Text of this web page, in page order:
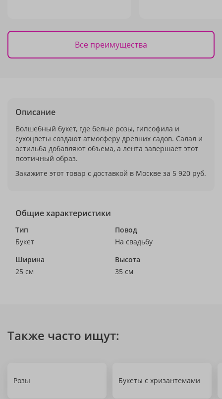
Все преимущества
Описание
Волшебный букет, где белые розы, гипсофила и
сухоцветы создают атмосферу древних садов. Салал и
астильба добавляют объема, а лента завершает этот
поэтичный образ.
Закажите этот товар с доставкой в Москве за 5 920 руб.
Общие характеристики
Тип
Букет
Повод
На свадьбу
Ширина
25 см
Высота
35 см
Также часто ищут:
Розы Букеты с хризантемами